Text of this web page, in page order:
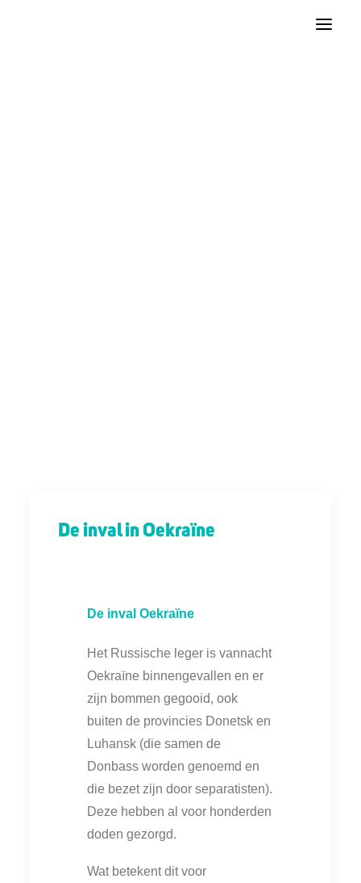
De inval in Oekraïne
De inval Oekraïne
Het Russische leger is vannacht
Oekraïne binnengevallen en er
zijn bommen gegooid, ook
buiten de provincies Donetsk en
Luhansk (die samen de
Donbass worden genoemd en
die bezet zijn door separatisten).
Deze hebben al voor honderden
doden gezorgd.
Wat betekent dit voor